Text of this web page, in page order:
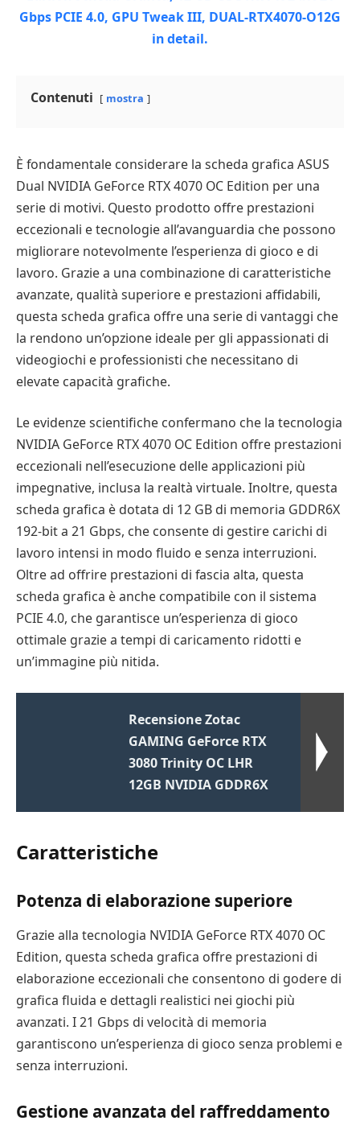
Contenuti mostra
È fondamentale considerare la scheda grafica ASUS
Dual NVIDIA GeForce RTX 4070 OC Edition per una
serie di motivi. Questo prodotto offre prestazioni
eccezionali e tecnologie all’avanguardia che possono
migliorare notevolmente l’esperienza di gioco e di
lavoro. Grazie a una combinazione di caratteristiche
avanzate, qualità superiore e prestazioni affidabili,
questa scheda grafica offre una serie di vantaggi che
la rendono un’opzione ideale per gli appassionati di
videogiochi e professionisti che necessitano di
elevate capacità grafiche.
Le evidenze scientifiche confermano che la tecnologia
NVIDIA GeForce RTX 4070 OC Edition offre prestazioni
eccezionali nell’esecuzione delle applicazioni più
impegnative, inclusa la realtà virtuale. Inoltre, questa
scheda grafica è dotata di 12 GB di memoria GDDR6X
192-bit a 21 Gbps, che consente di gestire carichi di
lavoro intensi in modo fluido e senza interruzioni.
Oltre ad offrire prestazioni di fascia alta, questa
scheda grafica è anche compatibile con il sistema
PCIE 4.0, che garantisce un’esperienza di gioco
ottimale grazie a tempi di caricamento ridotti e
un’immagine più nitida.
Recensione Zotac
GAMING GeForce RTX
3080 Trinity OC LHR
12GB NVIDIA GDDR6X
Caratteristiche
Potenza di elaborazione superiore
Grazie alla tecnologia NVIDIA GeForce RTX 4070 OC
Edition, questa scheda grafica offre prestazioni di
elaborazione eccezionali che consentono di godere di
grafica fluida e dettagli realistici nei giochi più
avanzati. I 21 Gbps di velocità di memoria
garantiscono un’esperienza di gioco senza problemi e
senza interruzioni.
Gestione avanzata del raffreddamento